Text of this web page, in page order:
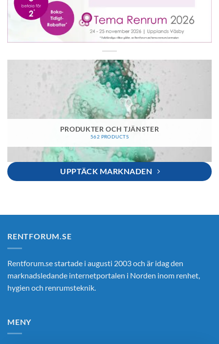
PRODUKTER OCH TJÄNSTER
562 PRODUCTS
UPPTÄCK MARKNADEN
RENTFORUM.SE
Rentforum.se startade i augusti 2003 och är idag den
marknadsledande internetportalen i Norden inom renhet,
hygien och renrumsteknik.
MENY